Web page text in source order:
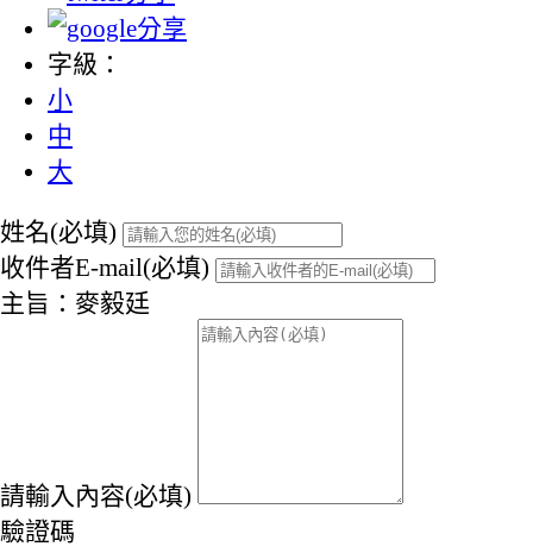
字級：
小
中
大
姓名(必填)
收件者E-mail(必填)
主旨：麥毅廷
請輸入內容(必填)
驗證碼